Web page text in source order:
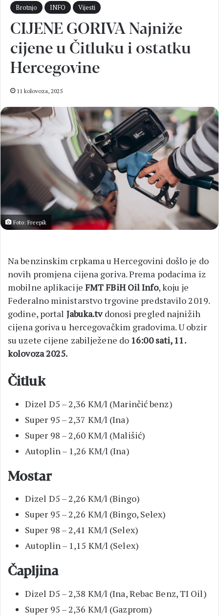
Brotnjo INFO Vijesti
CIJENE GORIVA Najniže
cijene u Čitluku i ostatku
Hercegovine
11 kolovoza, 2025
Foto: Freepik
Na benzinskim crpkama u Hercegovini došlo je do
novih promjena cijena goriva. Prema podacima iz
mobilne aplikacije FMT FBiH Oil Info, koju je
Federalno ministarstvo trgovine predstavilo 2019.
godine, portal Jabuka.tvdonosi pregled najnižih
cijena goriva u hercegovačkim gradovima. U obzir
su uzete cijene zabilježene do 16:00 sati, 11.
kolovoza 2025.
Čitluk
Dizel D5 – 2,36 KM/l (Marinčić benz)
Super 95 – 2,37 KM/l (Ina)
Super 98 – 2,60 KM/l (Mališić)
Autoplin – 1,26 KM/l (Ina)
Mostar
Dizel D5 – 2,26 KM/l (Bingo)
Super 95 – 2,26 KM/l (Bingo, Selex)
Super 98 – 2,41 KM/l (Selex)
Autoplin – 1,15 KM/l (Selex)
Čapljina
Dizel D5 – 2,38 KM/l (Ina, Rebac Benz, TI Oil)
Super 95 – 2,36 KM/l (Gazprom)